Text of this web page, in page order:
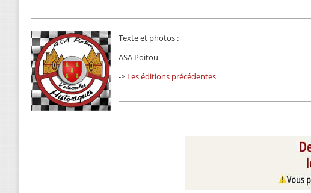
Texte et photos :
ASA Poitou
-> Les éditions précédentes